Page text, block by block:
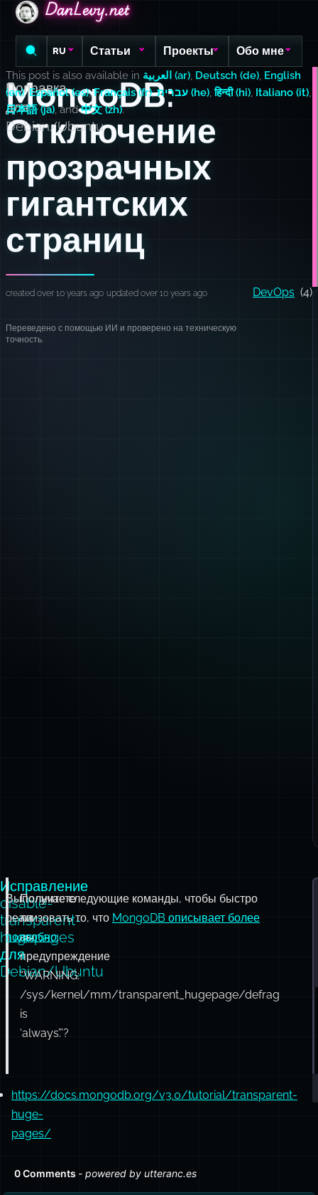
DanLevy.net
DanLevy.net
DanLevy.net
RU Статьи Проекты Обо мне
MongoDB:
Отключение
прозрачных
гигантских
страниц
Поправка
для
Debian/Ubuntu
This post is also available in العربية (ar), Deutsch (de), English
(en),Español (es),Français (fr), עברית (he),हिन्दी (hi), Italiano (it),
日本語 (ja), and中文 (zh).
created over 10 years ago updated over 10 years ago DevOps (4)
Переведено с помощью ИИ и проверено на техническую
точность.
Исправление
disable-
transparent-
hugepages
для
Debian/Ubuntu
Получаете
ли
вы
предупреждение
“WARNING:
/sys/kernel/mm/transparent_hugepage/defrag
is
‘always’.”?
Выполните следующие команды, чтобы быстро
реализовать то, что MongoDB описывает более
подробно.
https://docs.mongodb.org/v3.0/tutorial/transparent-
huge-
pages/